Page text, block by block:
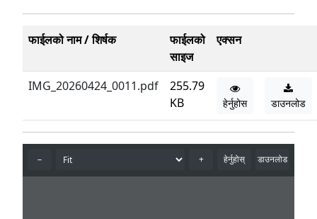
फाईलको नाम / शिर्षक
फाईलको
साइज
एक्सन
IMG_20260424_0011.pdf
255.79
KB
हेर्नुहोस डाउनलोड